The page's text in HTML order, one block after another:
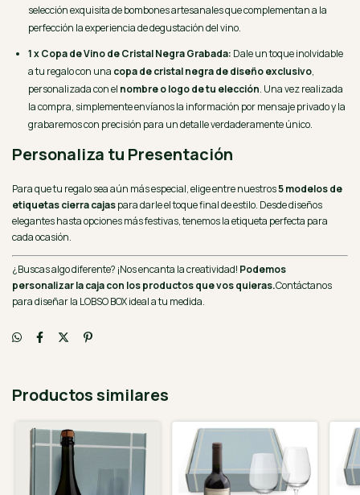
selección exquisita de bombones artesanales que complementan a la
perfección la experiencia de degustación del vino.
1 x Copa de Vino de Cristal Negra Grabada: Dale un toque inolvidable
a tu regalo con una copa de cristal negra de diseño exclusivo,
personalizada con el nombre o logo de tu elección. Una vez realizada
la compra, simplemente envíanos la información por mensaje privado y la
grabaremos con precisión para un detalle verdaderamente único.
Personaliza tu Presentación
Para que tu regalo sea aún más especial, elige entre nuestros5 modelos de
etiquetas cierra cajaspara darle el toque final de estilo. Desde diseños
elegantes hasta opciones más festivas, tenemos la etiqueta perfecta para
cada ocasión.
¿Buscas algo diferente? ¡Nos encanta la creatividad! Podemos
personalizar la caja con los productos que vos quieras.Contáctanos
para diseñar la LOBSO BOX ideal a tu medida.
Productos similares